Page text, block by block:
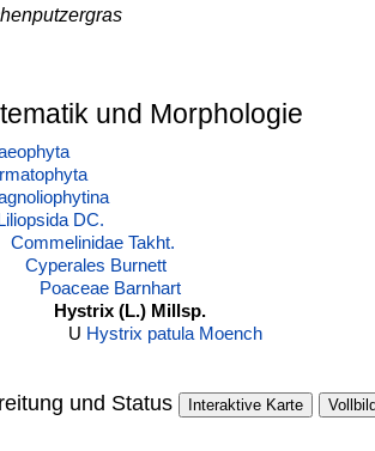
und Morphologie
DC.
Commelinidae Takht.
Cyperales Burnett
Poaceae Barnhart
Hystrix (L.) Millsp.
Hystrix patula Moench
und Status Interaktive Karte